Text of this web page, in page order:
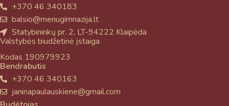
+370 46 340183
balsio@menugimnazija.lt
Statybininkų pr. 2, LT-94222 Klaipėda
Valstybės biudžetinė įstaiga
Kodas 190979923
Bendrabutis
+370 46 340163
janinapaulauskiene@gmail.com